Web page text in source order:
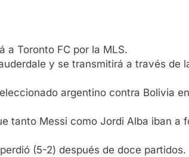
a Toronto FC por la MLS.
y se transmitirá a través de
argentino contra Bolivia
tanto Messi como Jordi Alba iban a
(5-2) después de doce partidos.